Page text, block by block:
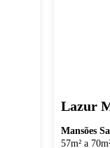
Lazur
Mansões
57m² a